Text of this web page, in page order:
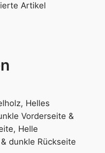
Artikel
Helles
Vorderseite &
Helle
dunkle Rückseite